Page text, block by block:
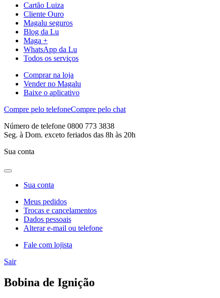
Cartão Luiza
Cliente Ouro
Magalu seguros
Blog da Lu
Maga +
WhatsApp da Lu
Todos os serviços
Comprar na loja
Vender no Magalu
Baixe o aplicativo
Compre pelo telefoneCompre pelo chat
Número de telefone 0800 773 3838
Seg. à Dom. exceto feriados das 8h às 20h
Sua conta
Sua conta
Meus pedidos
Trocas e cancelamentos
Dados pessoais
Alterar e-mail ou telefone
Fale com lojista
Sair
Bobina de Ignição